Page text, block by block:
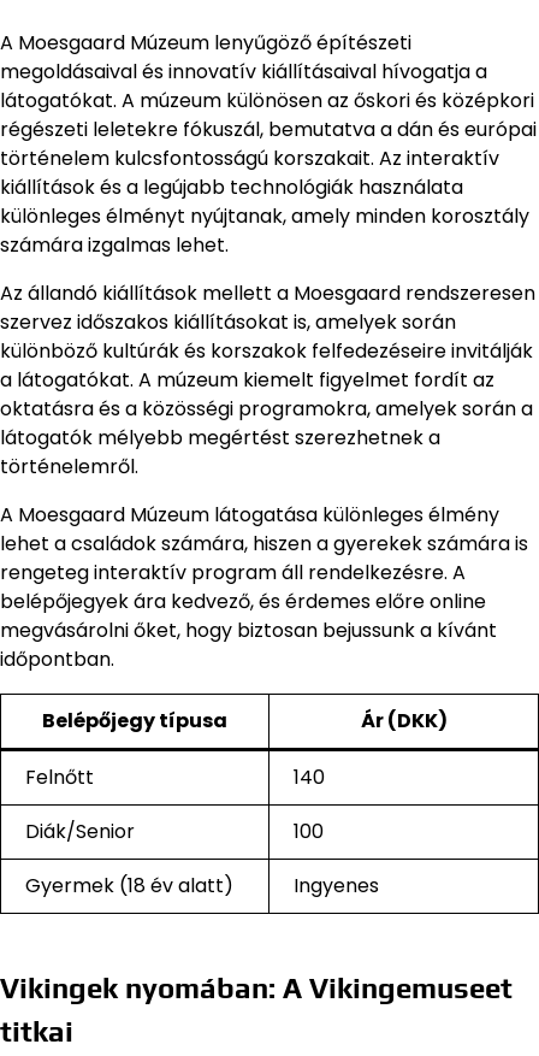
A Moesgaard Múzeum lenyűgöző építészeti
megoldásaival és innovatív kiállításaival hívogatja a
látogatókat. A múzeum különösen az őskori és középkori
régészeti leletekre fókuszál, bemutatva a dán és európai
történelem kulcsfontosságú korszakait. Az interaktív
kiállítások és a legújabb technológiák használata
különleges élményt nyújtanak, amely minden korosztály
számára izgalmas lehet.
Az állandó kiállítások mellett a Moesgaard rendszeresen
szervez időszakos kiállításokat is, amelyek során
különböző kultúrák és korszakok felfedezéseire invitálják
a látogatókat. A múzeum kiemelt figyelmet fordít az
oktatásra és a közösségi programokra, amelyek során a
látogatók mélyebb megértést szerezhetnek a
történelemről.
A Moesgaard Múzeum látogatása különleges élmény
lehet a családok számára, hiszen a gyerekek számára is
rengeteg interaktív program áll rendelkezésre. A
belépőjegyek ára kedvező, és érdemes előre online
megvásárolni őket, hogy biztosan bejussunk a kívánt
időpontban.
Belépőjegy típusa Ár (DKK)
Felnőtt
140
Diák/Senior
100
Gyermek (18 év alatt)
Ingyenes
Vikingek nyomában: A Vikingemuseet
titkai